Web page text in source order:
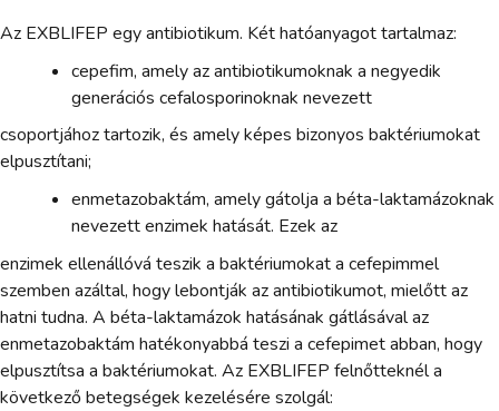
Az EXBLIFEP egy antibiotikum. Két hatóanyagot tartalmaz:
cepefim, amely az antibiotikumoknak a negyedik
generációs cefalosporinoknak nevezett
csoportjához tartozik, és amely képes bizonyos baktériumokat
elpusztítani;
enmetazobaktám, amely gátolja a béta-laktamázoknak
nevezett enzimek hatását. Ezek az
enzimek ellenállóvá teszik a baktériumokat a cefepimmel
szemben azáltal, hogy lebontják az antibiotikumot, mielőtt az
hatni tudna. A béta-laktamázok hatásának gátlásával az
enmetazobaktám hatékonyabbá teszi a cefepimet abban, hogy
elpusztítsa a baktériumokat. Az EXBLIFEP felnőtteknél a
következő betegségek kezelésére szolgál: